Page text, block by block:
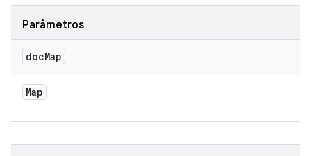
Parâmetros
docMap
Map